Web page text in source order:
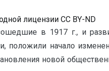
лицензии CC BY-ND
в 1917 г., и
положили начало
новой